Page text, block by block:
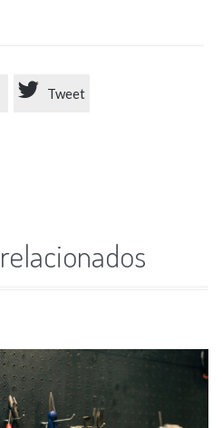
 Tweet